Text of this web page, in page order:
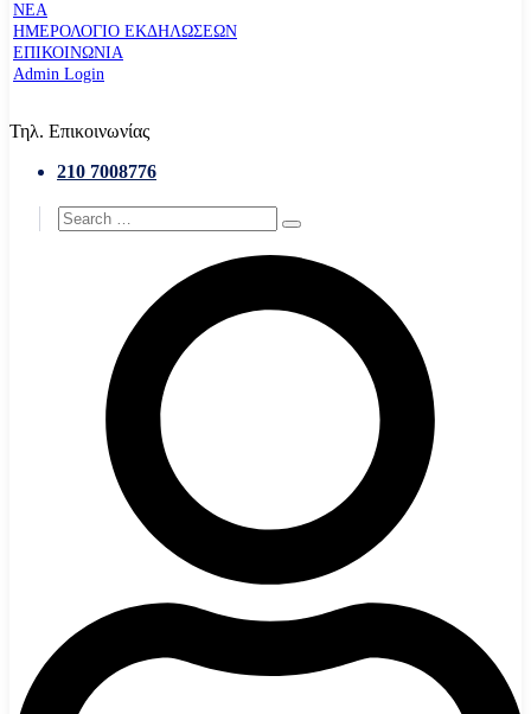
ΝΕΑ
ΗΜΕΡΟΛΟΓΙΟ ΕΚΔΗΛΩΣΕΩΝ
ΕΠΙΚΟΙΝΩΝΙΑ
Admin Login
Τηλ. Επικοινωνίας
210 7008776